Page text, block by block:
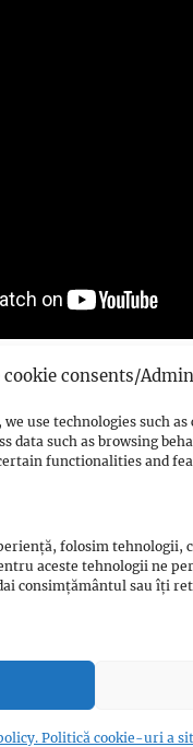
cookie consents/
use technologies such
data such as browsing
functionalities and
folosim
aceste tehnologii ne
consimțământul sau îți
Politică cookie-uri a
Twitter/X 0
Print 0